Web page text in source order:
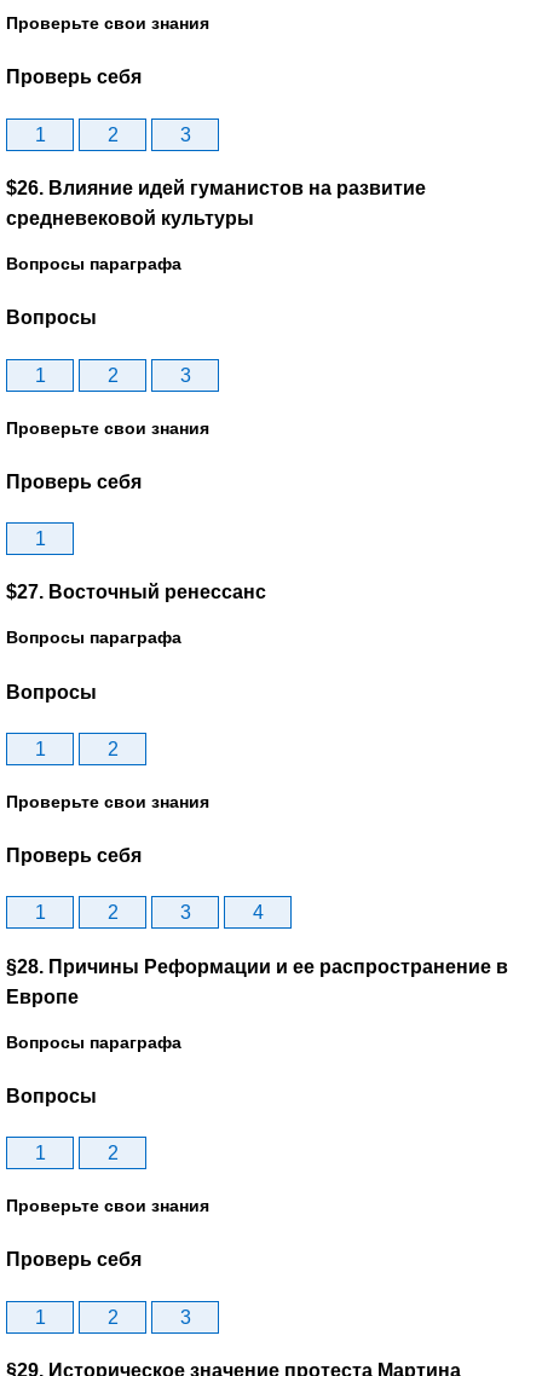
Проверьте свои знания
Проверь себя
1 2 3
$26. Влияние идей гуманистов на развитие
средневековой культуры
Вопросы параграфа
Вопросы
1 2 3
Проверьте свои знания
Проверь себя
1
$27. Восточный ренессанс
Вопросы параграфа
Вопросы
1 2
Проверьте свои знания
Проверь себя
1 2 3 4
§28. Причины Реформации и ее распространение в
Европе
Вопросы параграфа
Вопросы
1 2
Проверьте свои знания
Проверь себя
1 2 3
§29. Историческое значение протеста Мартина